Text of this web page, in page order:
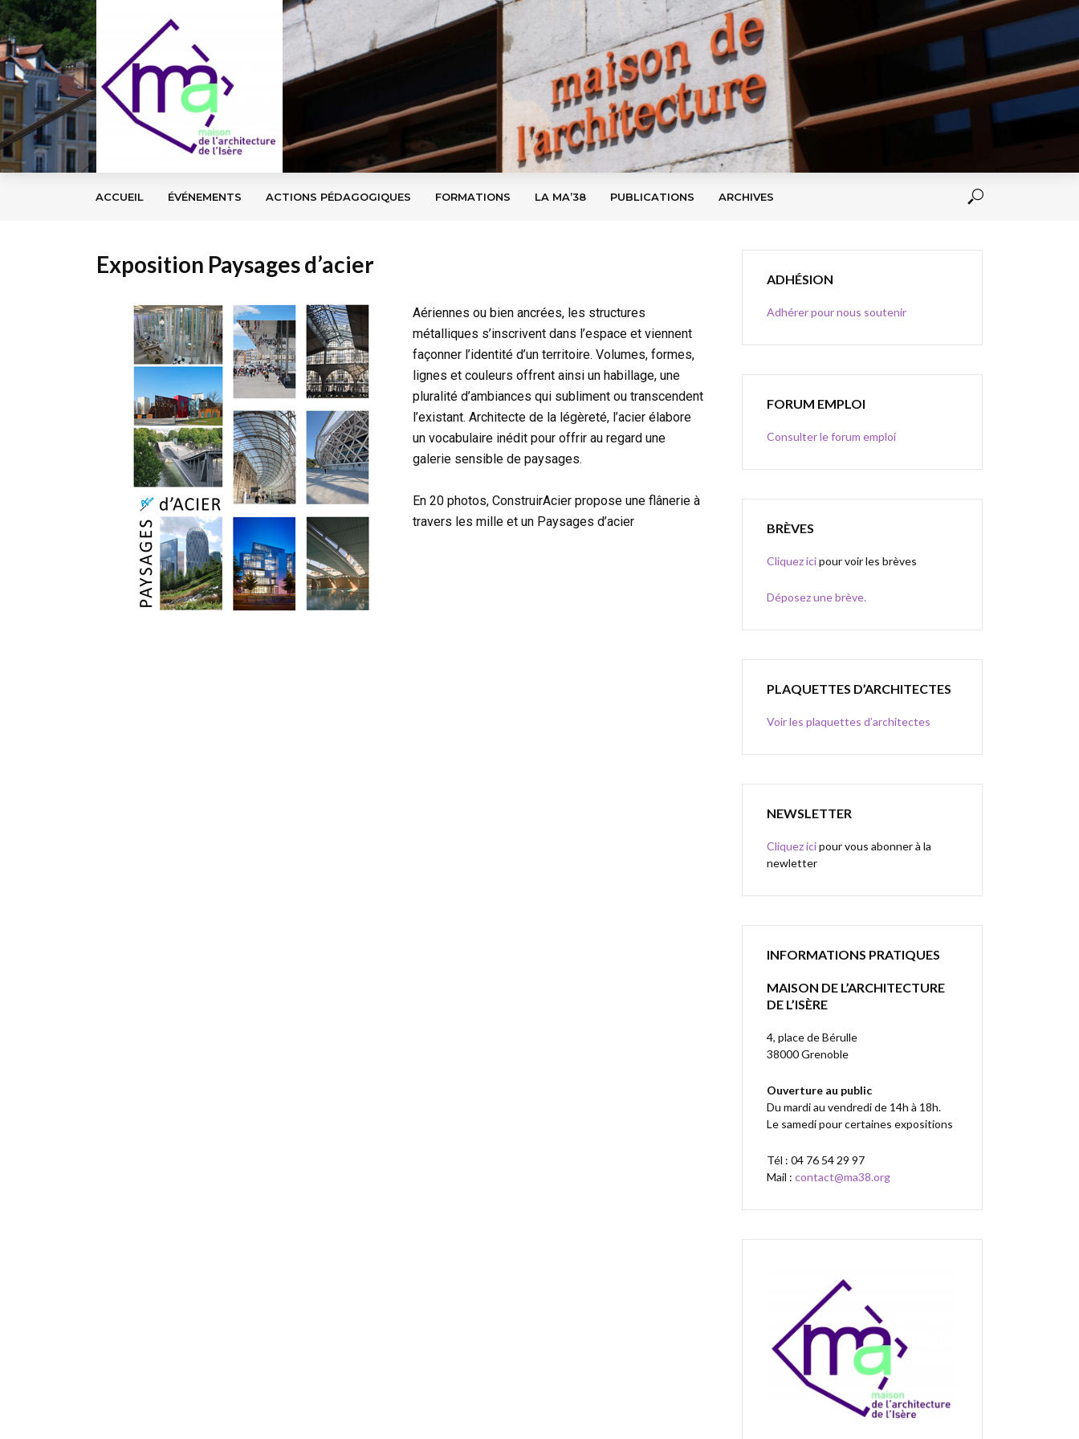
ACCUEIL ÉVÉNEMENTS ACTIONS PÉDAGOGIQUES FORMATIONS LA MA’38 PUBLICATIONS ARCHIVES
Exposition Paysages d’acier
Aériennes ou bien ancrées, les structures
métalliques s’inscrivent dans l’espace et viennent
façonner l’identité d’un territoire. Volumes, formes,
lignes et couleurs offrent ainsi un habillage, une
pluralité d’ambiances qui subliment ou transcendent
l’existant. Architecte de la légèreté, l’acier élabore
un vocabulaire inédit pour offrir au regard une
galerie sensible de paysages.
En 20 photos, ConstruirAcier propose une flânerie à
travers les mille et un Paysages d’acier
ADHÉSION
Adhérer pour nous soutenir
FORUM EMPLOI
Consulter le forum emploi
BRÈVES
Cliquez icipour voir les brèves
Déposez une brève.
PLAQUETTES D’ARCHITECTES
Voir les plaquettes d’architectes
NEWSLETTER
Cliquez icipour vous abonner à la
newletter
INFORMATIONS PRATIQUES
MAISON DE L’ARCHITECTURE
DE L’ISÈRE
4, place de Bérulle
38000 Grenoble
Ouverture au public
Du mardi au vendredi de 14h à 18h.
Le samedi pour certaines expositions
Tél : 04 76 54 29 97
Mail : contact@ma38.org